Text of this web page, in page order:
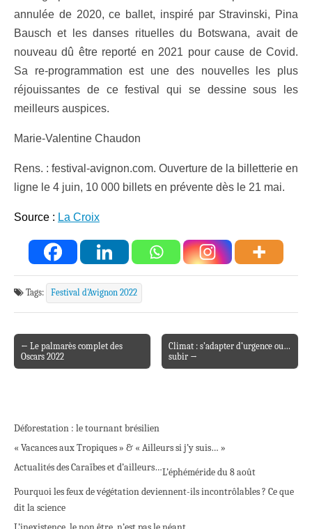
annulée de 2020, ce ballet, inspiré par Stravinski, Pina
Bausch et les danses rituelles du Botswana, avait de
nouveau dû être reporté en 2021 pour cause de Covid.
Sa re-programmation est une des nouvelles les plus
réjouissantes de ce festival qui se dessine sous les
meilleurs auspices.
Marie-Valentine Chaudon
Rens. : festival-avignon.com. Ouverture de la billetterie en
ligne le 4 juin, 10 000 billets en prévente dès le 21 mai.
Source : La Croix
Tags: Festival d'Avignon 2022
Post navigation
← Le palmarès complet des
Oscars 2022
Climat : s’adapter d’urgence ou…
subir →
Déforestation : le tournant brésilien
« Vacances aux Tropiques » & « Ailleurs si j’y suis… »
Actualités des Caraïbes et d’ailleurs…L’éphéméride du 8 août
Pourquoi les feux de végétation deviennent-ils incontrôlables ? Ce que
dit la science